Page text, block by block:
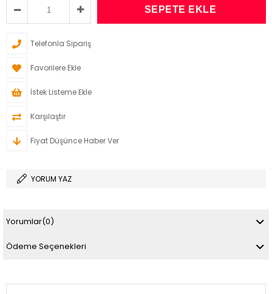
Telefonla Sipariş
Favorilere Ekle
İstek Listeme Ekle
Karşılaştır
Fiyat Düşünce Haber Ver
YORUM YAZ
Yorumlar(0)
Ödeme Seçenekleri